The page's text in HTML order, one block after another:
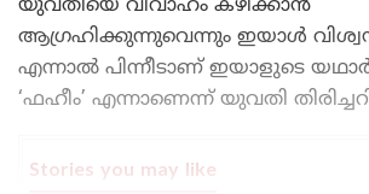
യുവതിയെ വിവാഹം കഴിക്കാൻ
ആഗ്രഹിക്കുന്നുവെന്നും ഇയാൾ
എന്നാൽ പിന്നീടാണ് ഇയാളുടെ
‘ഫഹീം’ എന്നാണെന്ന് യുവതി
Stories you may like